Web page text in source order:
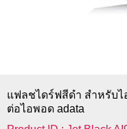
แฟลชไดร์ฟสีดำ สําหรับ
ต่อไอพอด adata